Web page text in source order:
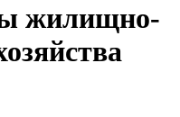
жилищно-